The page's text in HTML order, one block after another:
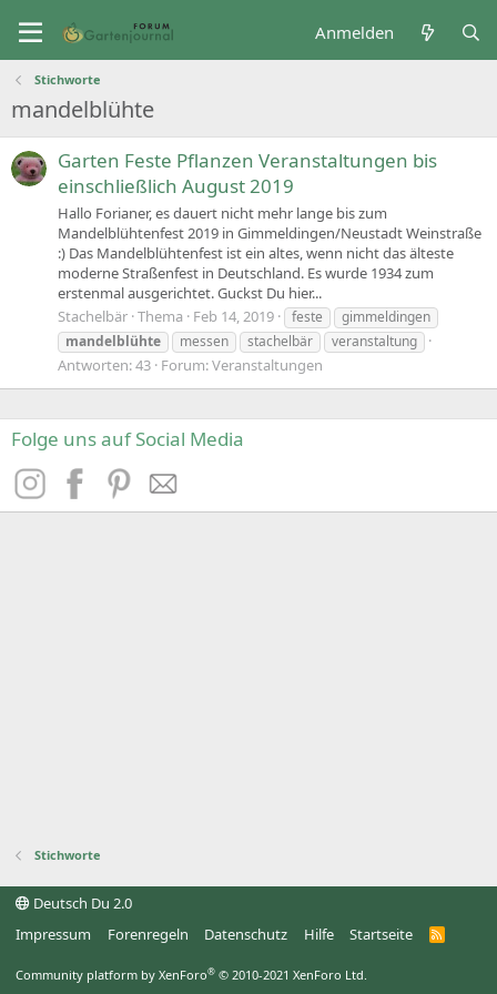
Anmelden
Stichworte
mandelblühte
Garten Feste Pflanzen Veranstaltungen bis
einschließlich August 2019
Hallo Forianer, es dauert nicht mehr lange bis zum
Mandelblühtenfest 2019 in Gimmeldingen/Neustadt Weinstraße
:) Das Mandelblühtenfest ist ein altes, wenn nicht das älteste
moderne Straßenfest in Deutschland. Es wurde 1934 zum
erstenmal ausgerichtet. Guckst Du hier...
Stachelbär Thema Feb 14, 2019 feste
gimmeldingen
mandelblühte
messen stachelbär veranstaltung
Antworten: 43 Forum:Veranstaltungen
Folge uns auf Social Media
Stichworte
Deutsch Du 2.0
Impressum
Forenregeln Datenschutz Hilfe Startseite
R
Community platform by XenForo® © 2010-2021 XenForo Ltd.